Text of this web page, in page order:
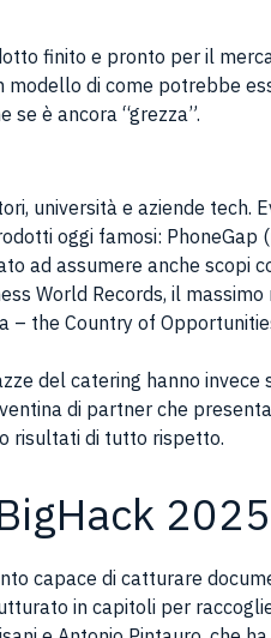
finito e pronto per il
di come potrebbe
se è ancora “grezza”.
università e aziende tech.
oggi famosi:
ad assumere anche scopi
World Records, il
– the Country of
del catering hanno
di partner che
risultati di tutto rispetto.
2025
capace di catturare
in capitoli per